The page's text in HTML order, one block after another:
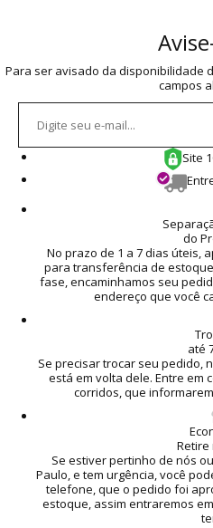
Para ser avisado da disponibilidade
campos
Site
do
No prazo de 1 a 7 dias úteis,
para transferência de
fase, encaminhamos seu
endereço que você
até
Se precisar trocar seu pedido,
está em volta dele. Entre em
corridos, que
Retire
Se estiver pertinho de nós
Paulo, e tem urgência, você
telefone, que o pedido foi
estoque, assim entraremos